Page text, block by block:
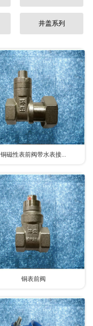
井盖系列
铜磁性表前阀带水表接...
铜表前阀